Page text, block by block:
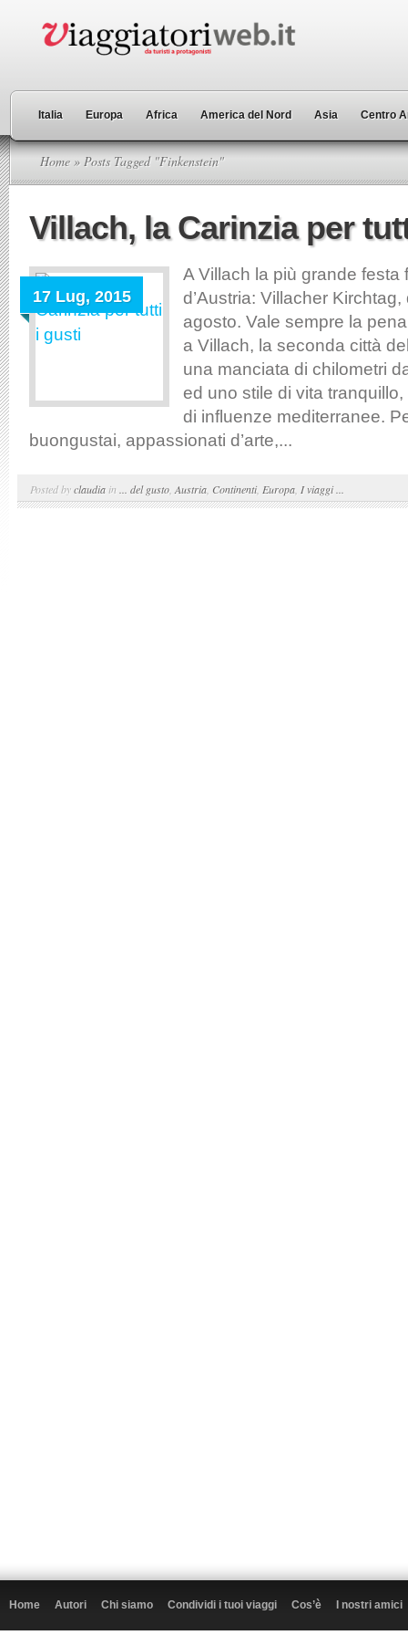
Italia Europa Africa America del Nord Asia Centro
Home » Posts Tagged "Finkenstein"
Villach, la Carinzia per
17 Lug, 2015
A Villach la più grande festa
d’Austria: Villacher
agosto. Vale sempre la
a Villach, la seconda città
una manciata di chilometri
ed uno stile di vita
di influenze mediterranee.
buongustai, appassionati d’arte,...
Posted byclaudia in ... del gusto Austria Continenti, Europa I viaggi ...
Home Autori Chi siamo Condividi i tuoi viaggi Cos’è I nostri amici